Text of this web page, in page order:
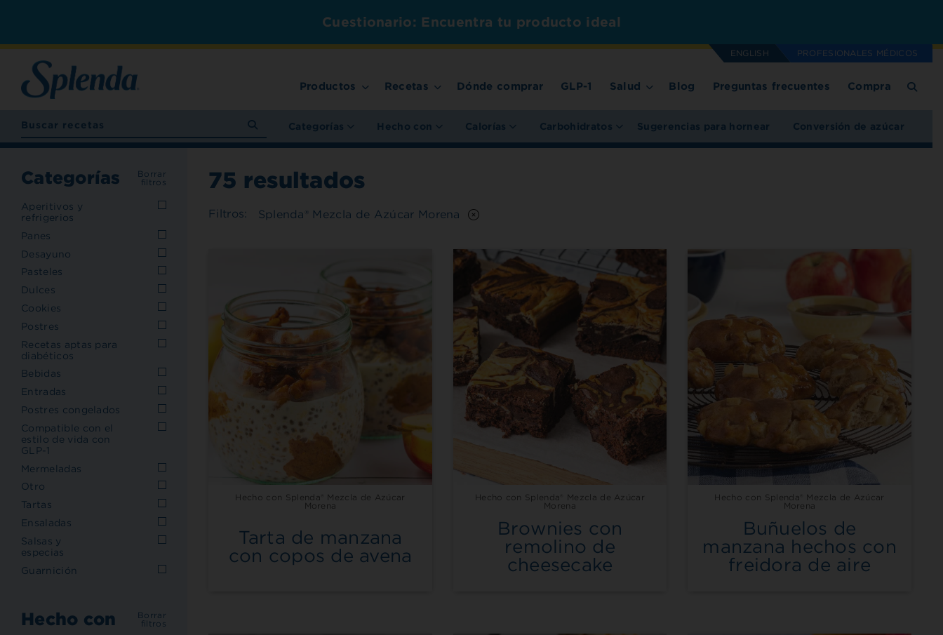
Cuestionario: Encuentra tu producto ideal
ENGLISH PROFESIONALES MÉDICOS
Productos Recetas Dónde comprar GLP-1 Salud Blog Preguntas frecuentes Compra
Categorías Hecho con Calorías Carbohidratos Sugerencias para hornear Conversión de azúcar
Categorías
Borrar
filtros
Aperitivos y
refrigerios
Panes
Desayuno
Pasteles
Dulces
Cookies
Postres
Recetas aptas para
diabéticos
Bebidas
Entradas
Postres congelados
Compatible con el
estilo de vida con
GLP-1
Mermeladas
Otro
Tartas
Ensaladas
Salsas y
especias
Guarnición
Hecho con
Borrar
filtros
75 resultados
Filtros: Splenda® Mezcla de Azúcar Morena
Hecho con Splenda® Mezcla de Azúcar
Morena
Tarta de manzana
con copos de avena
Hecho con Splenda® Mezcla de Azúcar
Morena
Brownies con
remolino de
cheesecake
Hecho con Splenda® Mezcla de Azúcar
Morena
Buñuelos de
manzana hechos con
freidora de aire